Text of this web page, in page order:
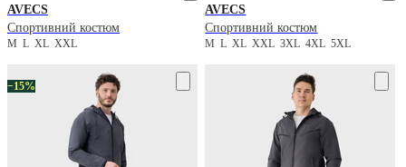
AVECS
Спортивний костюм
M L XL XXL
AVECS
Спортивний костюм
MLXLXXL3XL4XL5XL
−15%